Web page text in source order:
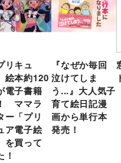
リキュ
絵本約120
電子書籍
ママラ
ー「プリ
ア電子絵
を買って
！
『なぜか毎回
泣けてしま
う...』大人気子
育て絵日記漫
画から単行本
発売！